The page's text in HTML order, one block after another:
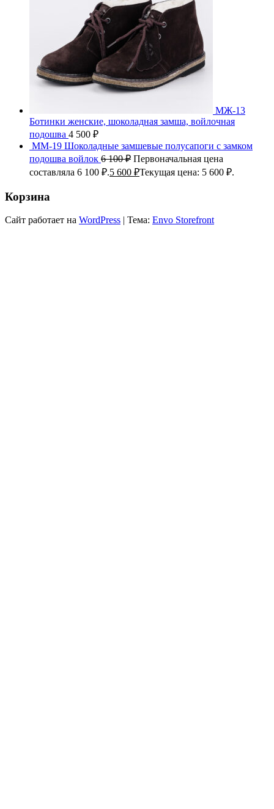
МЖ-13
Ботинки женские, шоколадная замша, войлочная
подошва 4 500 ₽
ММ-19 Шоколадные замшевые полусапоги с замком
подошва войлок 6 100₽ Первоначальная цена
составляла 6 100 ₽.5 600 ₽Текущая цена: 5 600 ₽.
Корзина
Сайт работает на WordPress | Тема: Envo Storefront